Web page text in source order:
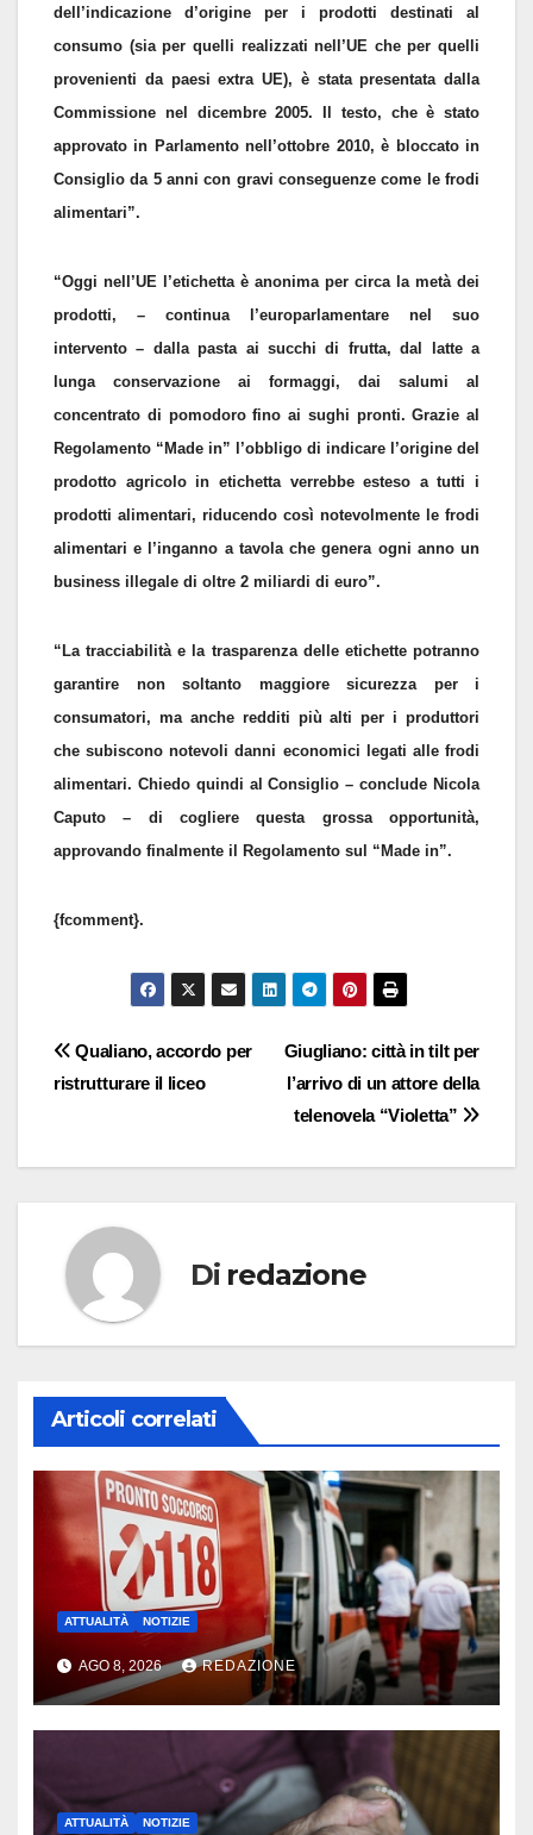
dell’indicazione d’origine per i prodotti destinati al
consumo (sia per quelli realizzati nell’UE che per quelli
provenienti da paesi extra UE), è stata presentata dalla
Commissione nel dicembre 2005. Il testo, che è stato
approvato in Parlamento nell’ottobre 2010, è bloccato in
Consiglio da 5 anni con gravi conseguenze come le frodi
alimentari”.
“Oggi nell’UE l’etichetta è anonima per circa la metà dei
prodotti, – continua l’europarlamentare nel suo
intervento – dalla pasta ai succhi di frutta, dal latte a
lunga conservazione ai formaggi, dai salumi al
concentrato di pomodoro fino ai sughi pronti. Grazie al
Regolamento “Made in” l’obbligo di indicare l’origine del
prodotto agricolo in etichetta verrebbe esteso a tutti i
prodotti alimentari, riducendo così notevolmente le frodi
alimentari e l’inganno a tavola che genera ogni anno un
business illegale di oltre 2 miliardi di euro”.
“La tracciabilità e la trasparenza delle etichette potranno
garantire non soltanto maggiore sicurezza per i
consumatori, ma anche redditi più alti per i produttori
che subiscono notevoli danni economici legati alle frodi
alimentari. Chiedo quindi al Consiglio – conclude Nicola
Caputo – di cogliere questa grossa opportunità,
approvando finalmente il Regolamento sul “Made in”.
{fcomment}.
Navigazione
Giugliano: città in tilt per
l’arrivo di un attore della
telenovela “Violetta”
Qualiano, accordo per
ristrutturare il liceo
Di redazione
Articoli correlati
ATTUALITÀ NOTIZIE
AGO 8, 2026 REDAZIONE
ATTUALITÀ NOTIZIE